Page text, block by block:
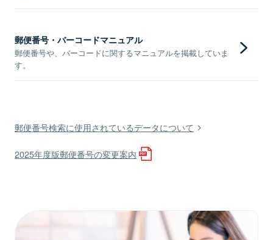
郵便番号・バーコードマニュアル
郵便番号や、バーコードに関するマニュアルを掲載していま
す。
郵便番号検索に使用されているデータについて
2025年度版郵便番号の変更案内